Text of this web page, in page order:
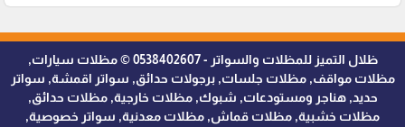
ظلال التميز للمظلات والسواتر - 0538402607 © مظلات سيارات,
مظلات مواقف, مظلات جلسات, برجولات حدائق, سواتر اقمشة, سواتر
حديد, هناجر ومستودعات, شبوك, مظلات خارجية, مظلات حدائق,
مظلات خشبية, مظلات قماش, مظلات معدنية, سواتر خصوصية,